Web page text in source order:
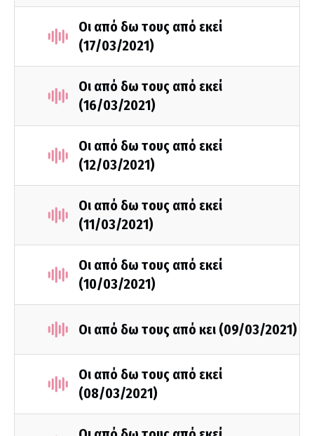
Οι από δω τους από εκεί
(17/03/2021)
Οι από δω τους από εκεί
(16/03/2021)
Οι από δω τους από εκεί
(12/03/2021)
Οι από δω τους από εκεί
(11/03/2021)
Οι από δω τους από εκεί
(10/03/2021)
Οι από δω τους από κει (09/03/2021)
Οι από δω τους από εκεί
(08/03/2021)